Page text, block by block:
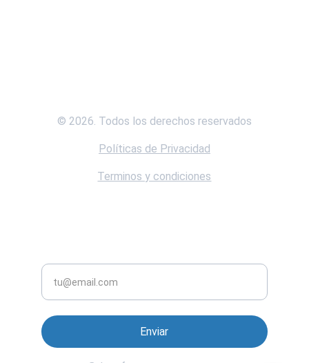
Enviar
© 2026. Todos los derechos reservados
Políticas de Privacidad
Terminos y condiciones